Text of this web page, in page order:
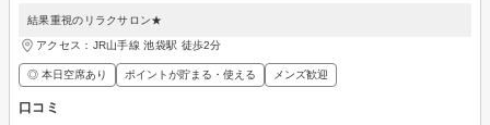
結果重視のリラクサロン★
アクセス：JR山手線 池袋駅 徒歩2分
◎ 本日空席あり ポイントが貯まる・使える メンズ歓迎
口コミ